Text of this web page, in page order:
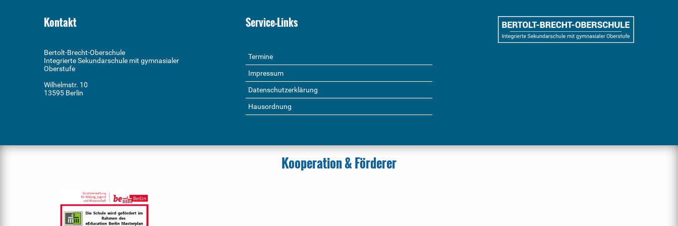
Kontakt
Bertolt-Brecht-Oberschule
Integrierte Sekundarschule mit gymnasialer
Oberstufe
Wilhelmstr. 10
13595 Berlin
Service-Links
Termine
Impressum
Datenschutzerklärung
Hausordnung
Kooperation & Förderer